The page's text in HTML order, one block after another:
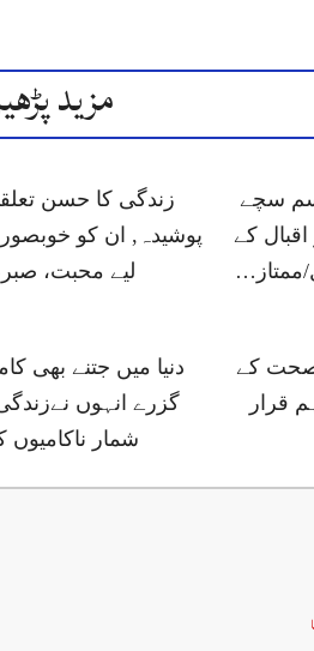
مزید
سچے
کے
ممتاز…
زندگی کا حسن
پوشیدہ, ان کو
لیے محبت،
صحت کے
قرار
دنیا میں جتنے بھی
گزرے انہوں
شمار ناکامیوں